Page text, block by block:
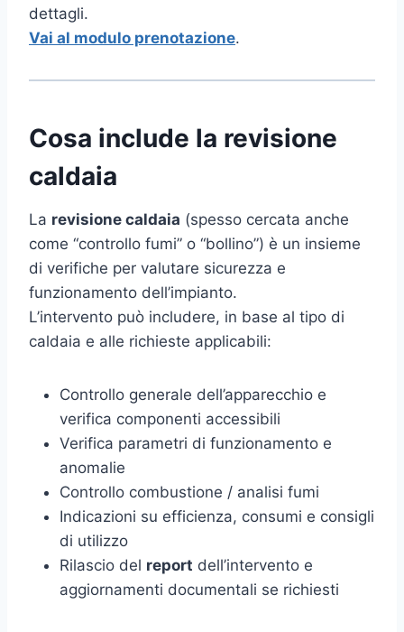
dettagli.
Vai al modulo prenotazione.
Cosa include la revisione
caldaia
La revisione caldaia (spesso cercata anche
come “controllo fumi” o “bollino”) è un insieme
di verifiche per valutare sicurezza e
funzionamento dell’impianto.
L’intervento può includere, in base al tipo di
caldaia e alle richieste applicabili:
Controllo generale dell’apparecchio e
verifica componenti accessibili
Verifica parametri di funzionamento e
anomalie
Controllo combustione / analisi fumi
Indicazioni su efficienza, consumi e consigli
di utilizzo
Rilascio del report dell’intervento e
aggiornamenti documentali se richiesti